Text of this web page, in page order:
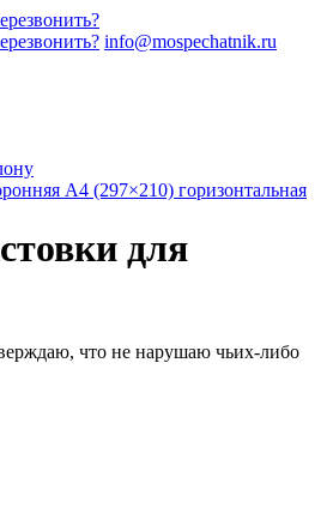
info@mospechatnik.ru
A4 (297×210) горизонтальная
для
что не нарушаю чьих-либо